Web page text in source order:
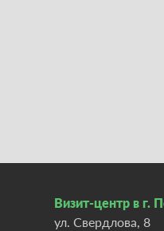
Визит-центр в г.
ул. Свердлова, 8